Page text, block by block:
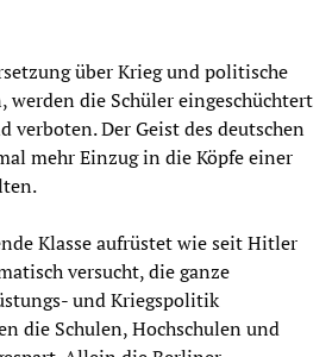
über Krieg und politische
werden die Schüler eingeschüchtert
verboten. Der Geist des deutschen
mehr Einzug in die Köpfe einer
Klasse aufrüstet wie seit Hitler
versucht, die ganze
und Kriegspolitik
die Schulen, Hochschulen und